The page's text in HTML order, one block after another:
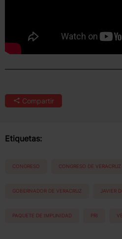
Compartir
Etiquetas:
CONGRESO CONGRESO DE VERACRUZ
GOBERNADOR DE VERACRUZ JAVIER
PAQUETE DE IMPUNIDAD PRI